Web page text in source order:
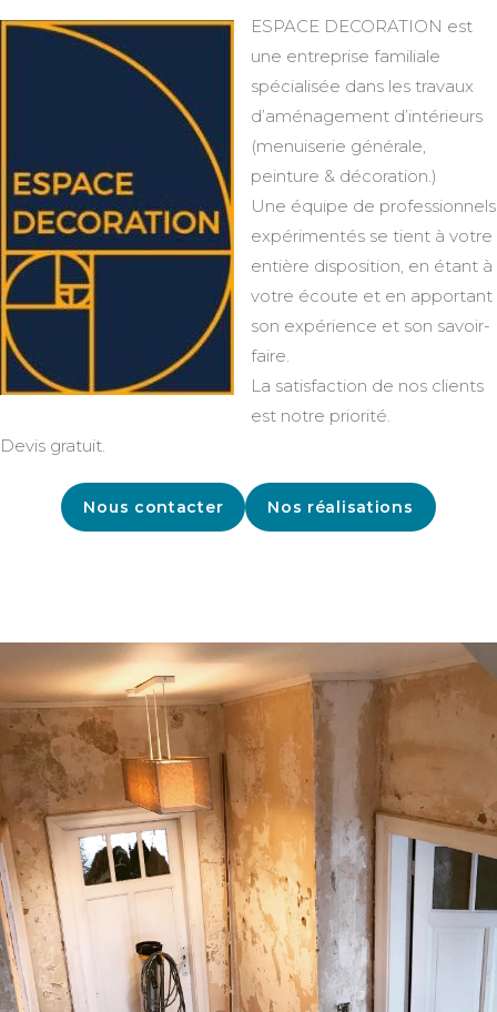
ESPACE DECORATION est
une entreprise familiale
spécialisée dans les travaux
d’aménagement d’intérieurs
(menuiserie générale,
peinture & décoration.)
Une équipe de professionnels
expérimentés se tient à votre
entière disposition, en étant à
votre écoute et en apportant
son expérience et son savoir-
faire.
La satisfaction de nos clients
est notre priorité.
Devis gratuit.
Nous contacter Nos réalisations